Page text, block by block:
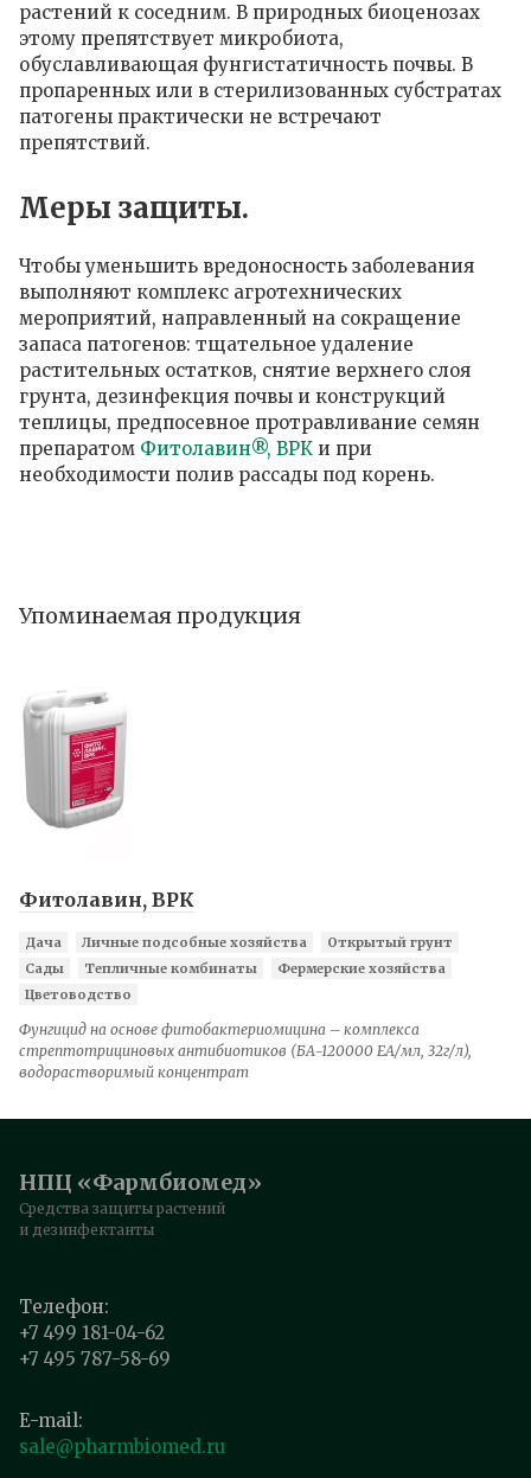
растений к соседним. В природных биоценозах
этому препятствует микробиота,
обуславливающая фунгистатичность почвы. В
пропаренных или в стерилизованных субстратах
патогены практически не встречают
препятствий.
Меры защиты.
Чтобы уменьшить вредоносность заболевания
выполняют комплекс агротехнических
мероприятий, направленный на сокращение
запаса патогенов: тщательное удаление
растительных остатков, снятие верхнего слоя
грунта, дезинфекция почвы и конструкций
теплицы, предпосевное протравливание семян
препаратом Фитолавин®, ВРК и при
необходимости полив рассады под корень.
Упоминаемая продукция
Фитолавин, ВРК
Дача Личные подсобные хозяйства
Открытый грунт
Сады
Тепличные комбинаты
Фермерские хозяйства
Цветоводство
Фунгицид на основе фитобактериомицина – комплекса
стрептотрициновых антибиотиков (БА-120000 ЕА/мл, 32г/л),
водорастворимый концентрат
НПЦ «Фармбиомед»
Средства защиты растений
и дезинфектанты
Телефон:
+7 499 181-04-62
+7 495 787-58-69
E-mail:
sale@pharmbiomed.ru